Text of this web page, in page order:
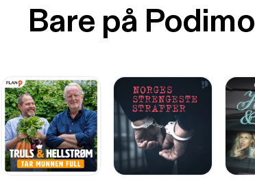
Bare på Podimo